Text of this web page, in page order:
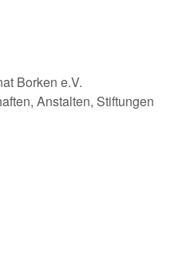
Borken e.V.
Anstalten, Stiftungen